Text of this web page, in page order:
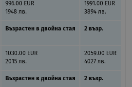
996.00 EUR
1948 лв.
1991.00 EUR
3894 лв.
Възрастен в двойна стая 2 възр.
1030.00 EUR
2015 лв.
2059.00 EUR
4027 лв.
Възрастен в двойна стая 2 възр.